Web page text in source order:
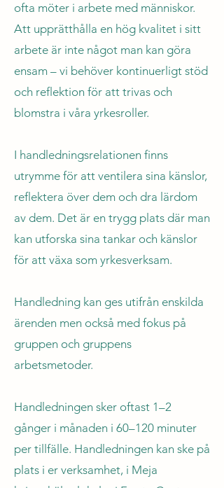
ofta möter i arbete med människor.
Att upprätthålla en hög kvalitet i sitt
arbete är inte något man kan göra
ensam – vi behöver kontinuerligt stöd
och reflektion för att trivas och
blomstra i våra yrkesroller.
I handledningsrelationen finns
utrymme för att ventilera sina känslor,
reflektera över dem och dra lärdom
av dem. Det är en trygg plats där man
kan utforska sina tankar och känslor
för att växa som yrkesverksam.
Handledning kan ges utifrån enskilda
ärenden men också med fokus på
gruppen och gruppens
arbetsmetoder.
Handledningen sker oftast 1–2
gånger i månaden i 60–120 minuter
per tillfälle. Handledningen kan ske på
plats i er verksamhet, i Meja